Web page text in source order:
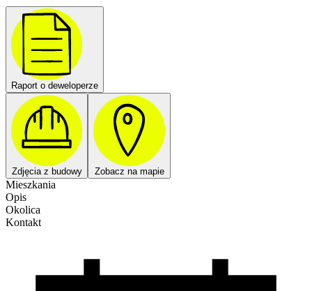
Raport o deweloperze
Zdjęcia z budowy Zobacz na mapie
Mieszkania
Opis
Okolica
Kontakt